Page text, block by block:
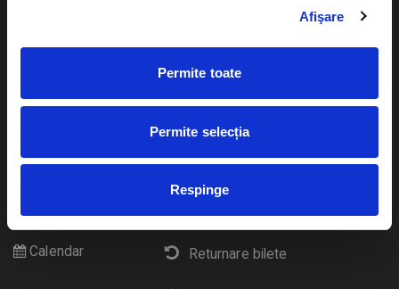
Afişare
Permite toate
Permite selecția
Respinge
Cum comand bilete?
eBilet printat acasa
Returnare bilete
Pentru copii
Diverse
Calendar